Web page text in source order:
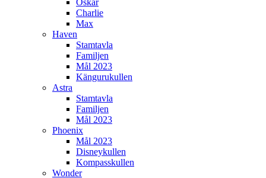
Oskar
Charlie
Max
Haven
Stamtavla
Familjen
Mål 2023
Kängurukullen
Astra
Stamtavla
Familjen
Mål 2023
Phoenix
Mål 2023
Disneykullen
Kompasskullen
Wonder